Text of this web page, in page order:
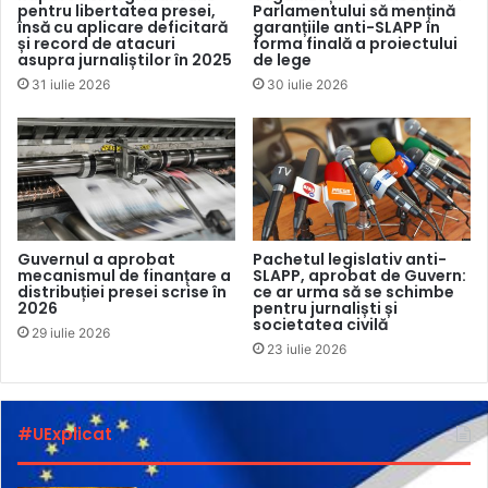
ianuarie a cedat sistemul de încălzire. Până la sfârșit de
februarie am activat în regim de muncă la distanță, iar din
cauza frigului a cedat și serverul de rețea, fapt care a făcut
reprezentanții BTV.
Ulterior, prin altă scrisoare, reprezentanții BTV au precizat
că au fost nevoiți să sisteze emisia postului inclusiv din
cauza costurilor mari pentru încălzirea încăperilor,
volumului mic de încasări din publicitate și că estimează
reluarea emisiei în septembrie 2022.
Postul de televiziune MBC a precizat că activitatea sa este
finanțată de către fondatori, precum și din donațiile primite
de la persoane terțe. „Din cauza crizei economice apărute
în urma răspândirii pandemiei de Covid-19, precum și a
conflictului militar din Ucraina, volumul acestor donații s-a
pentru libertatea presei,
însă cu aplicare deficitară
și record de atacuri
asupra jurnaliștilor în 2025
31 iulie 2026
Parlamentului să mențină
garanțiile anti-SLAPP în
forma finală a proiectului
de lege
30 iulie 2026
Guvernul a aprobat
mecanismul de finanțare a
distribuției presei scrise în
2026
29 iulie 2026
Pachetul legislativ anti-
SLAPP, aprobat de Guvern:
ce ar urma să se schimbe
pentru jurnaliști și
societatea civilă
23 iulie 2026
#UExplicat